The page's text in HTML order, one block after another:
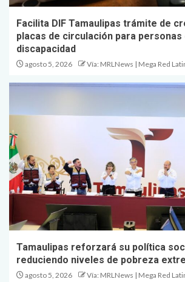
Facilita DIF Tamaulipas trámite de
placas de circulación para personas
discapacidad
agosto 5, 2026 Vía: MRLNews | Mega Red
Tamaulipas reforzará su política
reduciendo niveles de pobreza
agosto 5, 2026 Vía: MRLNews | Mega Red